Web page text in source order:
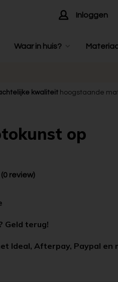
Inloggen
Waar in huis?
kwaliteit hoogstaande
op
review)
Geld terug!
Ideal, Afterpay, Paypal en